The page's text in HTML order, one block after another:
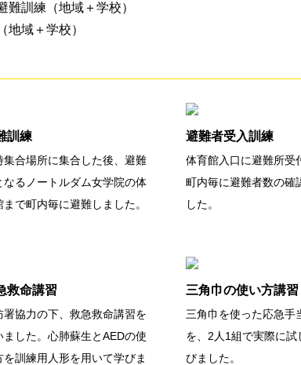
訓練（地域＋学校）
域＋学校）
訓練
集合場所に集合した後、避難
なるノートルダム女学院の体
まで町内毎に避難しました。
避難者受入訓練
体育館入口に避難所受
町内毎に避難者数の確
した。
救命講習
署協力の下、救急救命講習を
ました。心肺蘇生とAEDの使
を訓練用人形を用いて学びま
三角巾の使い方講習
三角巾を使った応急手
を、2人1組で実際に試
びました。